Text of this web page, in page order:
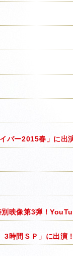
バー2015春」に出
映像第3弾！
時間ＳＰ」に出演！